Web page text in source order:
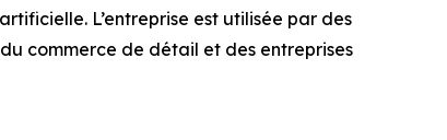
L’entreprise est utilisée par des
commerce de détail et des entreprises